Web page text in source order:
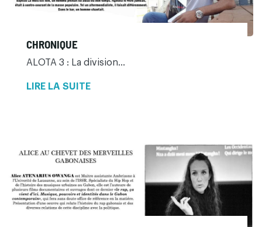
CHRONIQUE
ALOTA 3 : La division...
LIRE LA SUITE